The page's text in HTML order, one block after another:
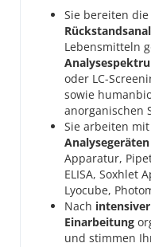
Sie bereiten
Lebensmitteln
oder LC-
sowie
anorganischen
Sie arbeiten
Analysegeräten
Apparatur,
ELISA, Soxhlet
Lyocube,
Nach
Einarbeitung
und stimmen